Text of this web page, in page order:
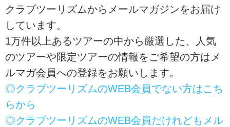
クラブツーリズムからメールマガジンをお届け
しています。
1万件以上あるツアーの中から厳選した、人気
のツアーや限定ツアーの情報をご希望の方はメ
ルマガ会員への登録をお願いします。
◎クラブツーリズムのWEB会員でない方はこち
らから
◎クラブツーリズムのWEB会員だけれどもメル